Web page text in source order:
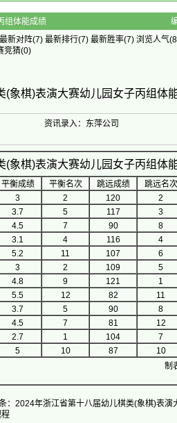
大赛幼儿园女子丙组体能成绩
最新对阵(7) 最新排行(7) 最新胜率(7) 浏览人气
竞猜(0)
(象棋)表演大赛幼儿园女子丙组体
资讯录入：东萍公司
(象棋)表演大赛幼儿园女子丙组体
平衡成绩 平衡名次 跳远成绩 跳远名次
3 2 120 2
3.7 5 117 3
4.5 7 90 8
3.1 4 116 4
5.2 11 107 6
3 2 109 5
4.8 9 121 1
5.5 12 82 11
3.7 5 90 8
4.5 7 81 12
2.7 1 104 7
5 10 87 10
制
条：2024年浙江省第十八届幼儿棋类(象棋)表